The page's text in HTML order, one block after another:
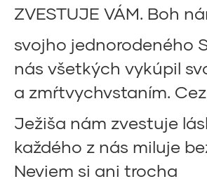
ZVESTUJE VÁM. Boh
svojho jednorodeného
nás všetkých vykúpil
a zmŕtvychvstaním. Cez
Ježiša nám zvestuje
každého z nás miluje
Neviem si ani trocha